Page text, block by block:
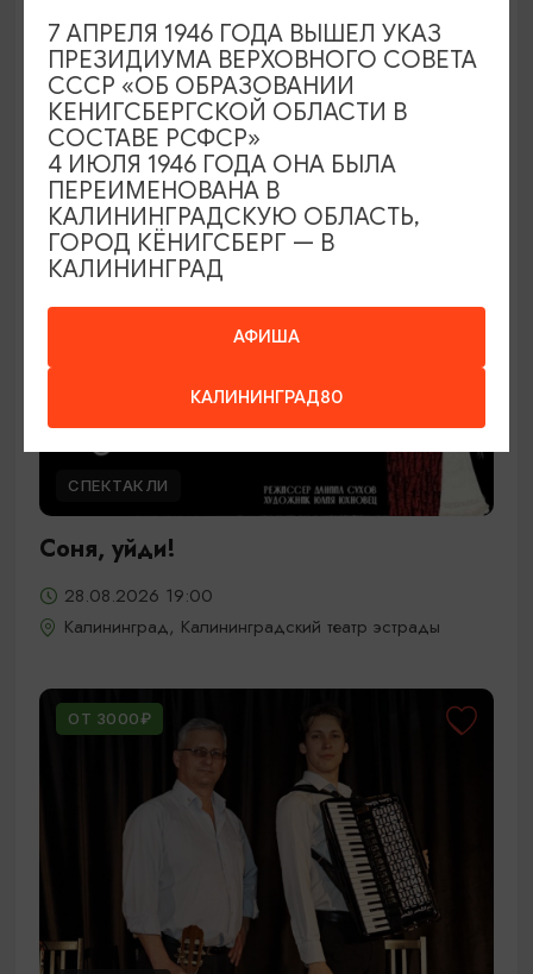
Наташа Краснова
28.08.2026 19:00
Калининград, Дворец культуры железнодорожников
ОТ 500₽
СПЕКТАКЛИ
Соня, уйди!
28.08.2026 19:00
Калининград, Калининградский театр эстрады
ОТ 3000₽
АФИША
КАЛИНИНГРАД80
7 АПРЕЛЯ 1946 ГОДА ВЫШЕЛ УКАЗ
ПРЕЗИДИУМА ВЕРХОВНОГО СОВЕТА
СССР «ОБ ОБРАЗОВАНИИ
КЕНИГСБЕРГСКОЙ ОБЛАСТИ В
СОСТАВЕ РСФСР»
4 ИЮЛЯ 1946 ГОДА ОНА БЫЛА
ПЕРЕИМЕНОВАНА В
КАЛИНИНГРАДСКУЮ ОБЛАСТЬ,
ГОРОД КЁНИГСБЕРГ — В
КАЛИНИНГРАД